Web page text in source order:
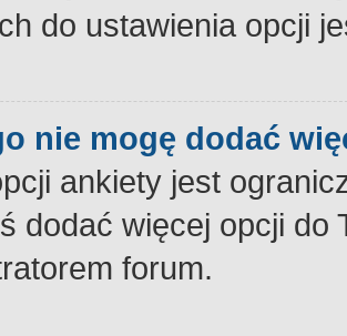
do ustawienia opcji
nie mogę dodać
ankiety jest
dodać więcej opcji
forum.